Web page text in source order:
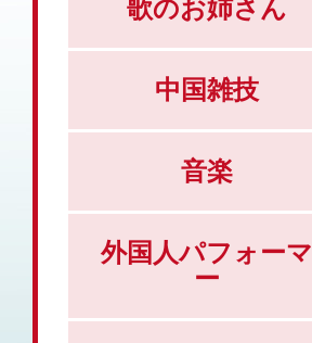
歌のお姉さん
中国雑技
音楽
外国人パフォーマ
ー